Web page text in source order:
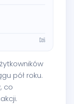
pół roku.
co